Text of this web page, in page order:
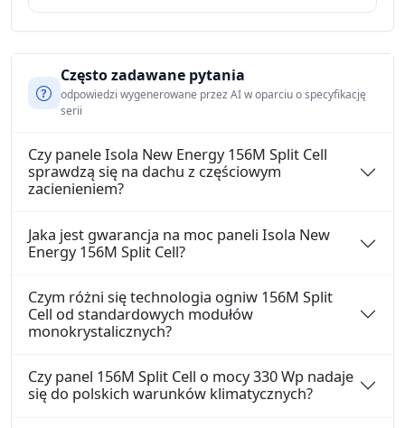
Często zadawane pytania
odpowiedzi wygenerowane przez AI w oparciu o specyfikację
serii
Czy panele Isola New Energy 156M Split Cell
sprawdzą się na dachu z częściowym
zacienieniem?
Jaka jest gwarancja na moc paneli Isola New
Energy 156M Split Cell?
Czym różni się technologia ogniw 156M Split
Cell od standardowych modułów
monokrystalicznych?
Czy panel 156M Split Cell o mocy 330 Wp nadaje
się do polskich warunków klimatycznych?